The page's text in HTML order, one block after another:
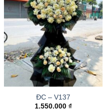
ĐC – V137
1.550.000 ₫